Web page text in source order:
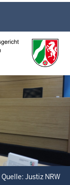
Quelle: Justiz NRW